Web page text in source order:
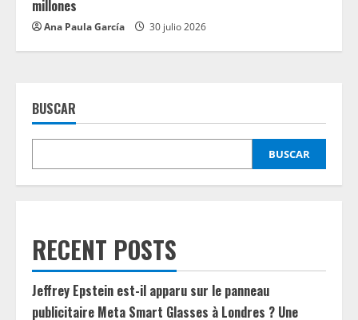
millones
Ana Paula García 30 julio 2026
BUSCAR
BUSCAR
RECENT POSTS
Jeffrey Epstein est-il apparu sur le panneau
publicitaire Meta Smart Glasses à Londres ? Une